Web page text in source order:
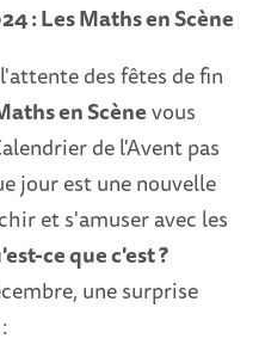
: Les Maths en Scène
des fêtes de fin
en Scènevous
de l'Avent pas
jour est une nouvelle
et s'amuser avec les
ce que c'est ?
une surprise